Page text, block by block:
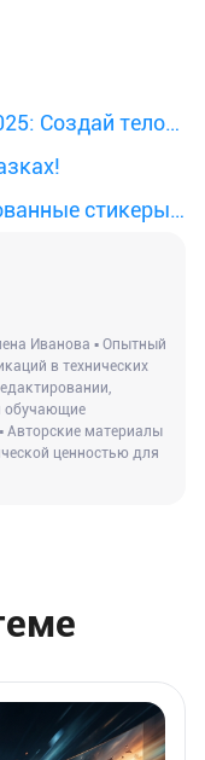
Создай тело
стикеры с
Иванова ▪ Опытный
в технических
обучающие
Авторские материалы
ценностью для